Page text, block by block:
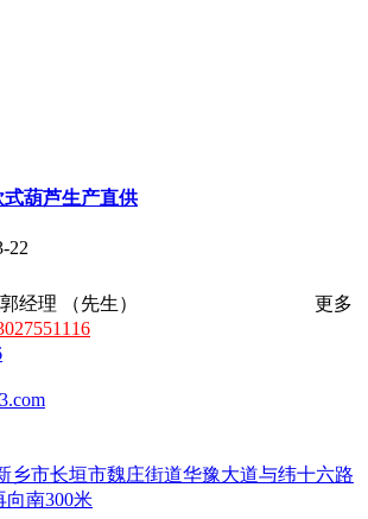
葫芦生产直供
22
更多
经理 （先生）
乡市长垣市魏庄街道华豫大道与纬十六路
向南300米